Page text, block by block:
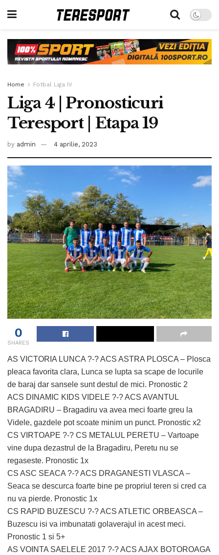
Home Fotbal Liga IV
Liga 4 | Pronosticuri
Teresport | Etapa 19
by admin 4 aprilie, 2023
0
SHARES
AS VICTORIA LUNCA ?-? ACS ASTRA PLOSCA – Plosca
pleaca favorita clara, Lunca se lupta sa scape de locurile
de baraj dar sansele sunt destul de mici. Pronostic 2
ACS DINAMIC KIDS VIDELE ?-? ACS AVANTUL
BRAGADIRU – Bragadiru va avea meci foarte greu la
Videle, gazdele pot scoate minim un punct. Pronostic x2
CS VIRTOAPE ?-? CS METALUL PERETU – Vartoape
vine dupa dezastrul de la Bragadiru, Peretu nu se
regaseste. Pronostic 1x
CS ASC SEACA ?-? ACS DRAGANESTI VLASCA –
Seaca se descurca foarte bine pe propriul teren si cred ca
nu va pierde. Pronostic 1x
CS RAPID BUZESCU ?-? ACS ATLETIC ORBEASCA –
Buzescu isi va imbunatati golaverajul in acest meci.
Pronostic 1 si 5+
AS VOINTA SAELELE 2017 ?-? ACS AJAX BOTOROAGA